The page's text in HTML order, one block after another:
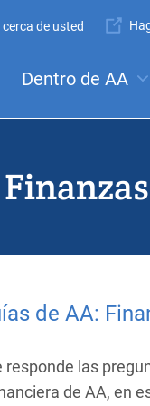
de usted
Dentro de AA
de AA:
responde las
de AA, en